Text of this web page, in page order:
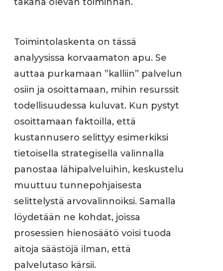
Toimintolaskenta on tässä
analyysissa korvaamaton apu. Se
auttaa purkamaan ”kalliin” palvelun
osiin ja osoittamaan, mihin resurssit
todellisuudessa kuluvat. Kun pystyt
osoittamaan faktoilla, että
kustannusero selittyy esimerkiksi
tietoisella strategisella valinnalla
panostaa lähipalveluihin, keskustelu
muuttuu tunnepohjaisesta
selittelystä arvovalinnoiksi. Samalla
löydetään ne kohdat, joissa
prosessien hienosäätö voisi tuoda
aitoja säästöjä ilman, että
palvelutaso kärsii.